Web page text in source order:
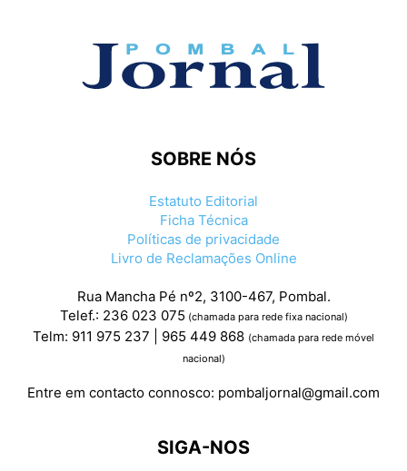
SOBRE NÓS
Estatuto Editorial
Ficha Técnica
Políticas de privacidade
Livro de Reclamações Online
Rua Mancha Pé nº2, 3100-467, Pombal.
Telef.: 236 023 075 (chamada para rede fixa nacional)
Telm: 911 975 237 | 965 449 868 (chamada para rede móvel
nacional)
Entre em contacto connosco: pombaljornal@gmail.com
SIGA-NOS